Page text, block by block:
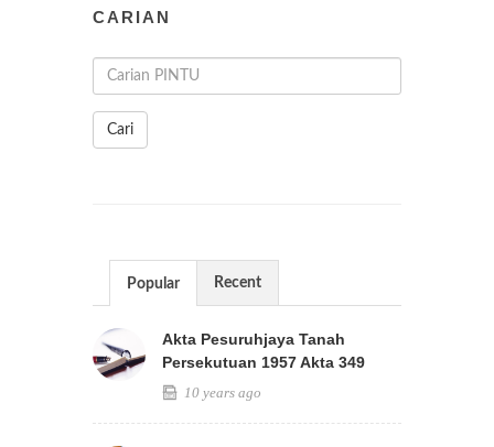
CARIAN
Cari
Popular Recent
Akta Pesuruhjaya Tanah
Persekutuan 1957 Akta 349
10 years ago